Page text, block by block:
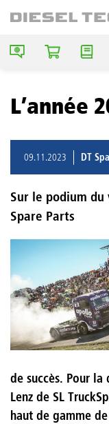
L’année
09.11.2023 DT
Sur le podium
Spare Parts
de succès. Pour la
Lenz de SL
haut de gamme de